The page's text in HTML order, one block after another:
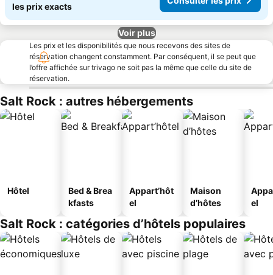
les prix exacts
Voir plus
Les prix et les disponibilités que nous recevons des sites de
réservation changent constamment. Par conséquent, il se peut que
l’offre affichée sur trivago ne soit pas la même que celle du site de
réservation.
Salt Rock : autres hébergements
Hôtel
Bed & Brea
kfasts
Appart’hôt
el
Maison
d’hôtes
el
Salt Rock : catégories d’hôtels populaires